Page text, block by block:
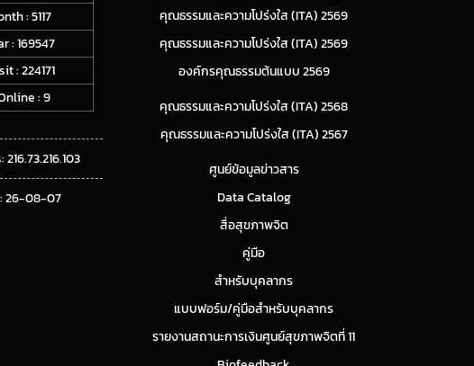
: 5117
: 169547
: 224171
: 9
26-08-07
คุณธรรมและความโปร่งใส (ITA) 2569
คุณธรรมและความโปร่งใส (ITA) 2569
องค์กรคุณธรรมต้นแบบ 2569
คุณธรรมและความโปร่งใส (ITA) 2568
คุณธรรมและความโปร่งใส (ITA) 2567
ศูนย์ข้อมูลข่าวสาร
Data Catalog
สื่อสุขภาพจิต
คู่มือ
สำหรับบุคลากร
แบบฟอร์ม/คู่มือสำหรับบุคลากร
รายงานสถานะการเงินศูนย์สุขภาพจิตที่ 11